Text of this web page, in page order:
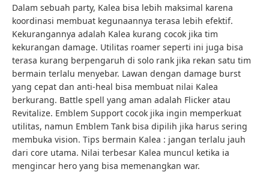
Dalam sebuah party, Kalea bisa lebih maksimal karena
koordinasi membuat kegunaannya terasa lebih efektif.
Kekurangannya adalah Kalea kurang cocok jika tim
kekurangan damage. Utilitas roamer seperti ini juga bisa
terasa kurang berpengaruh di solo rank jika rekan satu tim
bermain terlalu menyebar. Lawan dengan damage burst
yang cepat dan anti-heal bisa membuat nilai Kalea
berkurang. Battle spell yang aman adalah Flicker atau
Revitalize. Emblem Support cocok jika ingin memperkuat
utilitas, namun Emblem Tank bisa dipilih jika harus sering
membuka vision. Tips bermain Kalea : jangan terlalu jauh
dari core utama. Nilai terbesar Kalea muncul ketika ia
mengincar hero yang bisa memenangkan war.